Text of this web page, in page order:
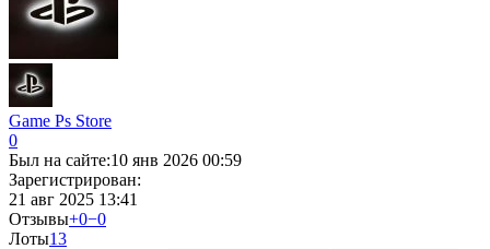
Game Ps Store
0
Был на сайте:10 янв 2026 00:59
Зарегистрирован:
21 авг 2025 13:41
Отзывы+0−0
Лоты13